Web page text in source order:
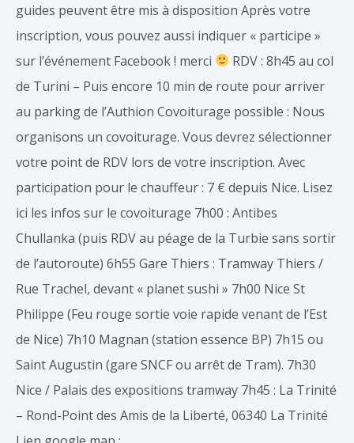
guides peuvent être mis à disposition Après votre
inscription, vous pouvez aussi indiquer « participe »
sur l’événement Facebook ! merci
RDV : 8h45 au col
de Turini – Puis encore 10 min de route pour arriver
au parking de l’Authion Covoiturage possible : Nous
organisons un covoiturage. Vous devrez sélectionner
votre point de RDV lors de votre inscription. Avec
participation pour le chauffeur : 7 € depuis Nice. Lisez
ici les infos sur le covoiturage 7h00 : Antibes
Chullanka (puis RDV au péage de la Turbie sans sortir
de l’autoroute) 6h55 Gare Thiers : Tramway Thiers /
Rue Trachel, devant « planet sushi » 7h00 Nice St
Philippe (Feu rouge sortie voie rapide venant de l’Est
de Nice) 7h10 Magnan (station essence BP) 7h15 ou
Saint Augustin (gare SNCF ou arrêt de Tram). 7h30
Nice / Palais des expositions tramway 7h45 : La Trinité
– Rond-Point des Amis de la Liberté, 06340 La Trinité